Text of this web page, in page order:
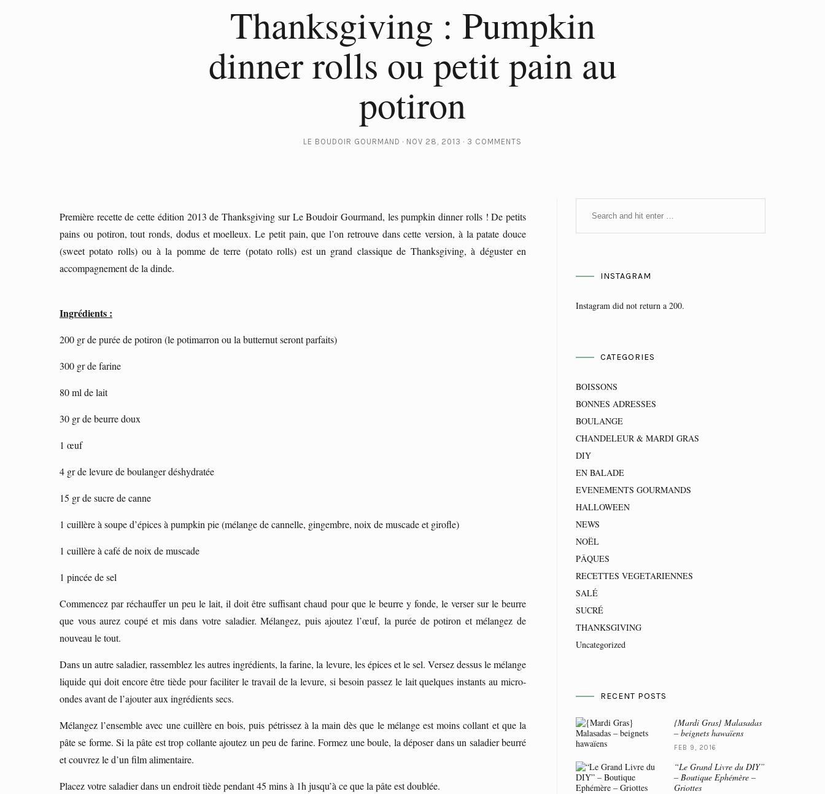
Thanksgiving : Pumpkin
dinner rolls ou petit pain au
potiron
LE BOUDOIR GOURMAND NOV 28, 2013 3 COMMENTS
Première recette de cette édition 2013 de Thanksgiving sur Le Boudoir Gourmand, les pumpkin dinner rolls ! De petits
pains ou potiron, tout ronds, dodus et moelleux. Le petit pain, que l’on retrouve dans cette version, à la patate douce
(sweet potato rolls) ou à la pomme de terre (potato rolls) est un grand classique de Thanksgiving, à déguster en
accompagnement de la dinde.
Ingrédients :
200 gr de purée de potiron (le potimarron ou la butternut seront parfaits)
300 gr de farine
80 ml de lait
30 gr de beurre doux
1 œuf
4 gr de levure de boulanger déshydratée
15 gr de sucre de canne
1 cuillère à soupe d’épices à pumpkin pie (mélange de cannelle, gingembre, noix de muscade et girofle)
1 cuillère à café de noix de muscade
1 pincée de sel
Commencez par réchauffer un peu le lait, il doit être suffisant chaud pour que le beurre y fonde, le verser sur le beurre
que vous aurez coupé et mis dans votre saladier. Mélangez, puis ajoutez l’œuf, la purée de potiron et mélangez de
nouveau le tout.
Dans un autre saladier, rassemblez les autres ingrédients, la farine, la levure, les épices et le sel. Versez dessus le mélange
liquide qui doit encore être tiède pour faciliter le travail de la levure, si besoin passez le lait quelques instants au micro-
ondes avant de l’ajouter aux ingrédients secs.
Mélangez l’ensemble avec une cuillère en bois, puis pétrissez à la main dès que le mélange est moins collant et que la
pâte se forme. Si la pâte est trop collante ajoutez un peu de farine. Formez une boule, la déposer dans un saladier beurré
et couvrez le d’un film alimentaire.
Placez votre saladier dans un endroit tiède pendant 45 mins à 1h jusqu’à ce que la pâte est doublée.
INSTAGRAM
Instagram did not return a 200.
CATEGORIES
BOISSONS
BONNES ADRESSES
BOULANGE
CHANDELEUR & MARDI GRAS
DIY
EN BALADE
EVENEMENTS GOURMANDS
HALLOWEEN
NEWS
NOËL
PÂQUES
RECETTES VEGETARIENNES
SALÉ
SUCRÉ
THANKSGIVING
Uncategorized
RECENT POSTS
{Mardi Gras} Malasadas
– beignets hawaïens
FEB 9, 2016
“Le Grand Livre du DIY”
– Boutique Ephémère –
Griottes